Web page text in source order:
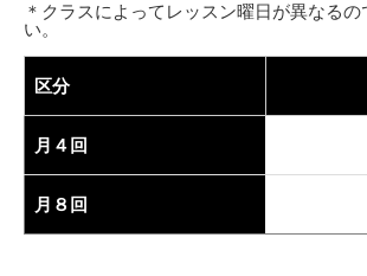
＊クラスによってレッスン曜日が異なるの
い。
区分
月４回
月８回